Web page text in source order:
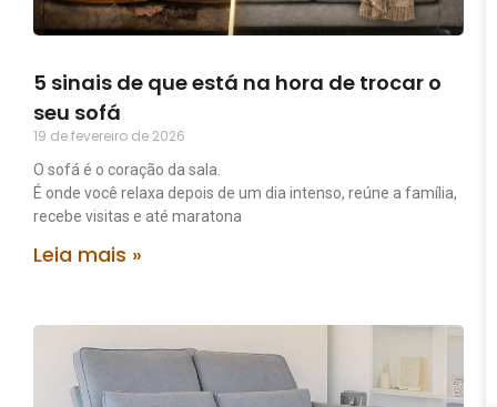
5 sinais de que está na hora de trocar o
seu sofá
19 de fevereiro de 2026
O sofá é o coração da sala.
É onde você relaxa depois de um dia intenso, reúne a família,
recebe visitas e até maratona
Leia mais »